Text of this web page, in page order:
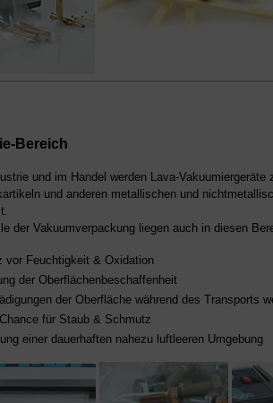
Bereich
und im Handel werden Lava-Vakuumiergeräte
und anderen metallischen und
der Vakuumverpackung liegen auch in diesen
vor Feuchtigkeit & Oxidation
der Oberflächenbeschaffenheit
der Oberfläche während des Transports
für Staub & Schmutz
einer dauerhaften nahezu luftleeren Umgebung